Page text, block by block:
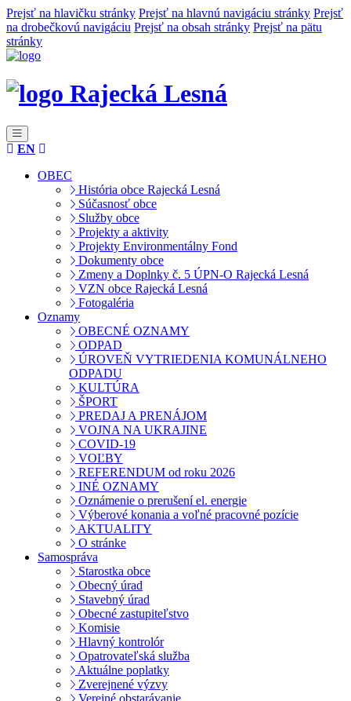
Prejsť na hlavičku stránky Prejsť na hlavnú navigáciu stránky Prejsť
na drobečkovú navigáciu Prejsť na obsah stránky Prejsť na pätu
stránky
Rajecká Lesná
EN
OBEC
História obce Rajecká Lesná
Súčasnosť obce
Služby obce
Projekty a aktivity
Projekty Environmentálny Fond
Dokumenty obce
Zmeny a Doplnky č. 5 ÚPN-O Rajecká Lesná
VZN obce Rajecká Lesná
Fotogaléria
Oznamy
OBECNÉ OZNAMY
ODPAD
ÚROVEŇ VYTRIEDENIA KOMUNÁLNEHO
ODPADU
KULTÚRA
ŠPORT
PREDAJ A PRENÁJOM
VOJNA NA UKRAJINE
COVID-19
VOĽBY
REFERENDUM od roku 2026
INÉ OZNAMY
Oznámenie o prerušení el. energie
Výberové konania a voľné pracovné pozície
AKTUALITY
O stránke
Samospráva
Starostka obce
Obecný úrad
Stavebný úrad
Obecné zastupiteľstvo
Komisie
Hlavný kontrolór
Opatrovateľská služba
Aktuálne poplatky
Zverejnené výzvy
Verejné obstarávanie